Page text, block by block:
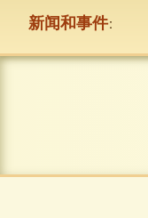
新闻和事件: